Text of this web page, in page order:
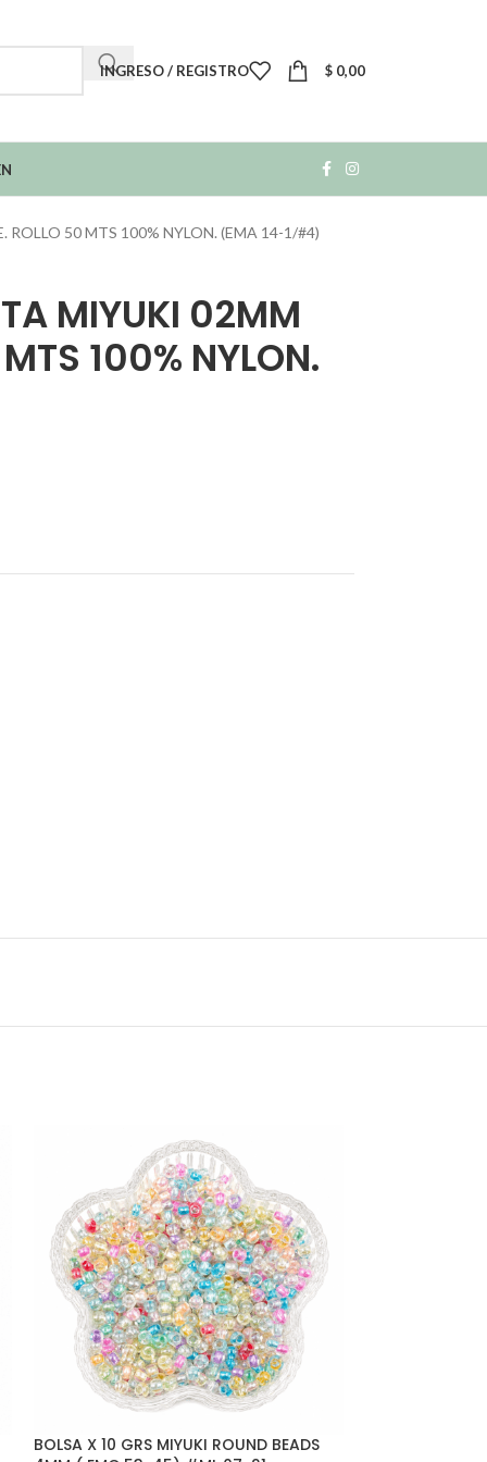
INGRESO / REGISTRO $ 0,00
50 MTS 100% NYLON. (EMA 14-1/#4)
MIYUKI 02MM
100% NYLON.
BOLSA X 10 GRS MIYUKI ROUND BEADS